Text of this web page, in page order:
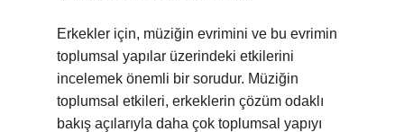
Erkekler için, müziğin evrimini ve bu evrimin
toplumsal yapılar üzerindeki etkilerini
incelemek önemli bir sorudur. Müziğin
toplumsal etkileri, erkeklerin çözüm odaklı
bakış açılarıyla daha çok toplumsal yapıyı